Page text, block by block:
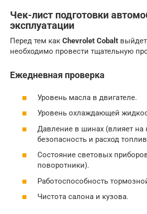
Чек-лист подготовки
эксплуатации
Перед тем как Chevrolet Cobalt
необходимо провести тщательную
Ежедневная проверка
Уровень масла в двигателе.
Уровень охлаждающей
Давление в шинах (влияет на
безопасность и расход
Состояние световых
поворотники).
Работоспособность
Чистота салона и кузова.